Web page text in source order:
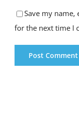
Save my
for the next time I